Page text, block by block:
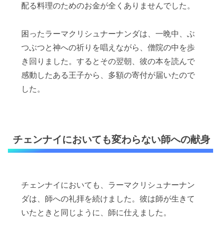
配る料理のためのお金が全くありませんでした。
困ったラーマクリシュナーナンダは、一晩中、ぶ
つぶつと神への祈りを唱えながら、僧院の中を歩
き回りました。するとその翌朝、彼の本を読んで
感動したある王子から、多額の寄付が届いたので
した。
チェンナイにおいても変わらない師への献身
チェンナイにおいても、ラーマクリシュナーナン
ダは、師への礼拝を続けました。彼は師が生きて
いたときと同じように、師に仕えました。